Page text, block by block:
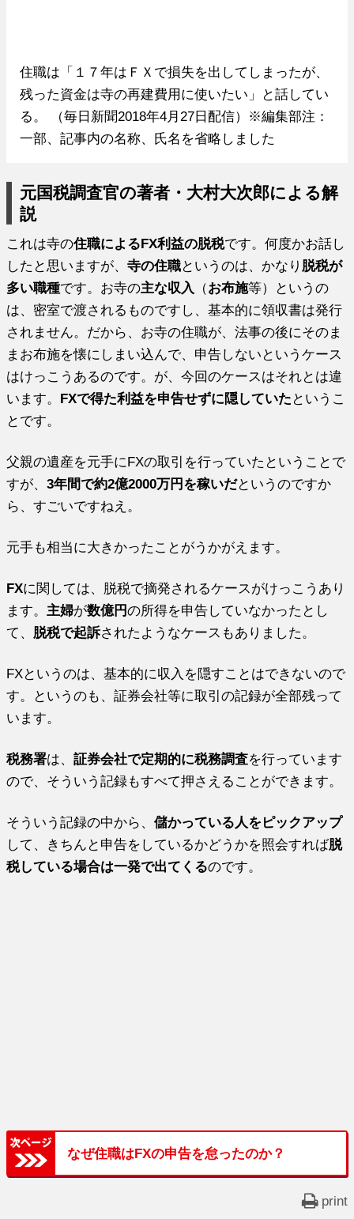
住職は「１７年はＦＸで損失を出してしまったが、
残った資金は寺の再建費用に使いたい」と話してい
る。 （毎日新聞2018年4月27日配信）※編集部注：
一部、記事内の名称、氏名を省略しました
元国税調査官の著者・大村大次郎による解
説
これは寺の住職によるFX利益の脱税です。何度かお話し
したと思いますが、寺の住職というのは、かなり 脱税が
多い職種です。お寺の主な収入 （お布施等）というの
は、密室で渡されるものですし、基本的に領収書は発行
されません。だから、お寺の住職が、法事の後にそのま
まお布施を懐にしまい込んで、申告しないというケース
はけっこうあるのです。が、今回のケースはそれとは違
います。 FXで得た利益を申告せずに隠していた というこ
とです。
父親の遺産を元手にFXの取引を行っていたということで
すが、3年間で約2億2000万円を稼いだというのですか
ら、すごいですねえ。
元手も相当に大きかったことがうかがえます。
FXに関しては、脱税で摘発されるケースがけっこうあり
ます。 主婦が数億円の所得を申告していなかったとし
て、 脱税で起訴されたようなケースもありました。
FXというのは、基本的に収入を隠すことはできないので
す。というのも、証券会社等に取引の記録が全部残って
います。
税務署は、証券会社で定期的に税務調査を行っています
ので、そういう記録もすべて押さえることができます。
そういう記録の中から、儲かっている人をピックアップ
して、きちんと申告をしているかどうかを照会すれば脱
税している場合は一発で出てくるのです。
なぜ住職はFXの申告を怠ったのか？
print